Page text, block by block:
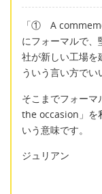
「① A
にフォーマルで、
社が新しい工場を
ういう言い方でい
そこまでフォー
the occasion」を
いう意味です。
ジュリアン